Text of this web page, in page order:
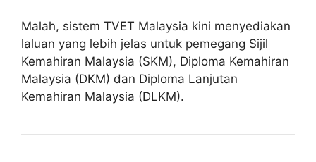
Malah, sistem TVET Malaysia kini menyediakan
laluan yang lebih jelas untuk pemegang Sijil
Kemahiran Malaysia (SKM), Diploma Kemahiran
Malaysia (DKM) dan Diploma Lanjutan
Kemahiran Malaysia (DLKM).